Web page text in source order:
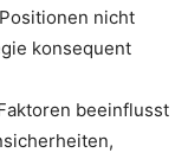
nicht
konsequent
beeinflusst